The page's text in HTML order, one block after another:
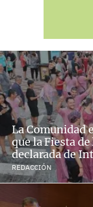
La Comunidad
que la Fiesta
declarada de
REDACCIÓN